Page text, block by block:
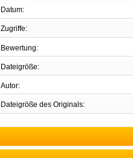
Datum:
Zugriffe:
Bewertung:
Dateigröße:
Autor:
Dateigröße des Originals: